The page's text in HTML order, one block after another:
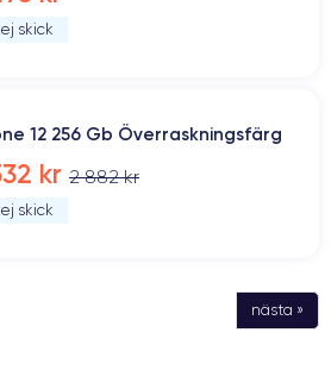
skick
12 256 Gb Överraskningsfärg
kr 2 882 kr
skick
nästa »